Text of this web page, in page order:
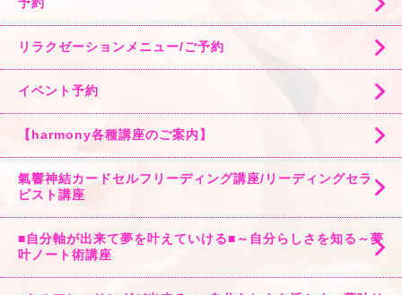
予約
リラクゼーションメニュー/ご予約
イベント予約
【harmony各種講座のご案内】
氣響神結カードセルフリーディング講座/リーディングセラ
ピスト講座
■自分軸が出来て夢を叶えていける■～自分らしさを知る～夢
叶ノート術講座